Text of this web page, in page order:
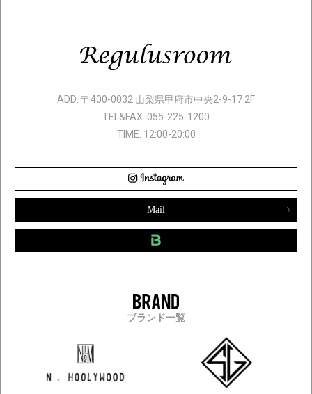
ADD. 〒400-0032 山梨県甲府市中央2-9-17 2F
TEL&FAX. 055-225-1200
TIME. 12:00-20:00
Mail
ブランド一覧